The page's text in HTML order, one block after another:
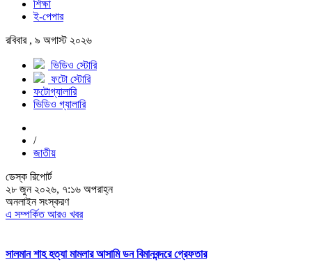
শিক্ষা
ই-পেপার
রবিবার , ৯ অগাস্ট ২০২৬
ভিডিও স্টোরি
ফটো স্টোরি
ফটোগ্যালারি
ভিডিও গ্যালারি
/
জাতীয়
ডেস্ক রিপোর্ট
২৮ জুন ২০২৬, ৭:১৬ অপরাহ্ন
অনলাইন সংস্করণ
এ সম্পর্কিত আরও খবর
সালমান শাহ হত্যা মামলার আসামি ডন বিমানবন্দরে গ্রেফতার